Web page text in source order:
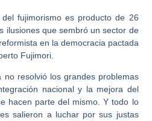
fujimorismo es producto de 26
ilusiones que sembró un sector de
en la democracia pactada
Fujimori.
no resolvió los grandes problemas
nacional y la mejora del
hacen parte del mismo. Y todo lo
salieron a luchar por sus justas